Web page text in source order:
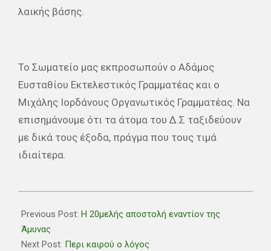
λαικής βάσης.
Το Σωματείο μας εκπροσωπούν ο Αδάμος
Ευσταθίου Εκτελεστικός Γραμματέας και ο
Μιχάλης Ιορδάνους Οργανωτικός Γραμματέας. Να
επισημάνουμε ότι τα άτομα του Δ.Σ ταξιδεύουν
με δικά τους έξοδα, πράγμα που τους τιμά
ιδιαίτερα.
12-
01
Previous Post: Η 20μελής αποστολή εναντίον της
Άμυνας
Next Post: Περι καιρού ο λόγος